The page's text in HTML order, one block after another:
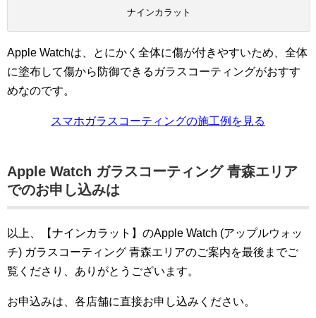
ナインカラット
Apple Watchは、とにかく全体に傷が付きやすいため、全体
に塗布して傷から防御できるガラスコーティングがおすす
めなのです。
スマホガラスコーティングの施工例を見る
Apple Watch ガラスコーティング 青森エリア
でのお申し込みは
以上、【ナインカラット】のApple Watch (アップルウォッ
チ) ガラスコーティング 青森エリアのご案内を最後までご
覧くださり、ありがとうございます。
お申込みは、各店舗に直接お申し込みください。